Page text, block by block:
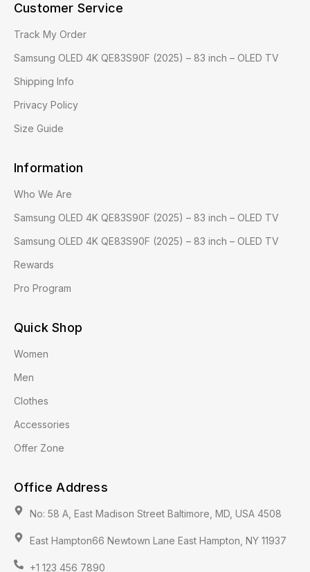
Customer Service
Track My Order
Samsung OLED 4K QE83S90F (2025) – 83 inch – OLED TV
Shipping Info
Privacy Policy
Size Guide
Information
Who We Are
Samsung OLED 4K QE83S90F (2025) – 83 inch – OLED TV
Samsung OLED 4K QE83S90F (2025) – 83 inch – OLED TV
Rewards
Pro Program
Quick Shop
Women
Men
Clothes
Accessories
Offer Zone
Office Address
No: 58 A, East Madison Street Baltimore, MD, USA 4508
East Hampton66 Newtown Lane East Hampton, NY 11937
+1 123 456 7890